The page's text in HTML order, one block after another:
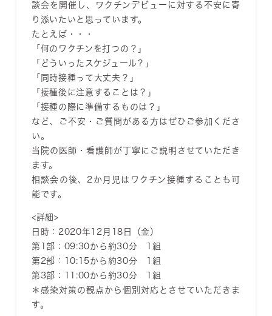
談会を開催し、ワクチンデビューに対する不安に寄
り添いたいと思っています。
たとえば・・・
「何のワクチンを打つの？」
「どういったスケジュール？」
「同時接種って大丈夫？」
「接種後に注意することは？」
「接種の際に準備するものは？」
など、ご不安・ご質問がある方はぜひご参加くださ
い。
当院の医師・看護師が丁寧にご説明させていただき
ます。
相談会の後、2か月児はワクチン接種することも可
能です。
<詳細>
日時：2020年12月18日（金）
第1部：09:30から約30分 1組
第2部：10:15から約30分 1組
第3部：11:00から約30分 1組
＊感染対策の観点から個別対応とさせていただきま
す。